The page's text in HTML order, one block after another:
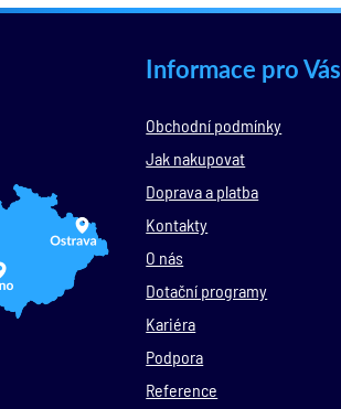
Informace pro Vás
Obchodní podmínky
Jak nakupovat
Doprava a platba
Kontakty
O nás
Dotační programy
Kariéra
Podpora
Reference